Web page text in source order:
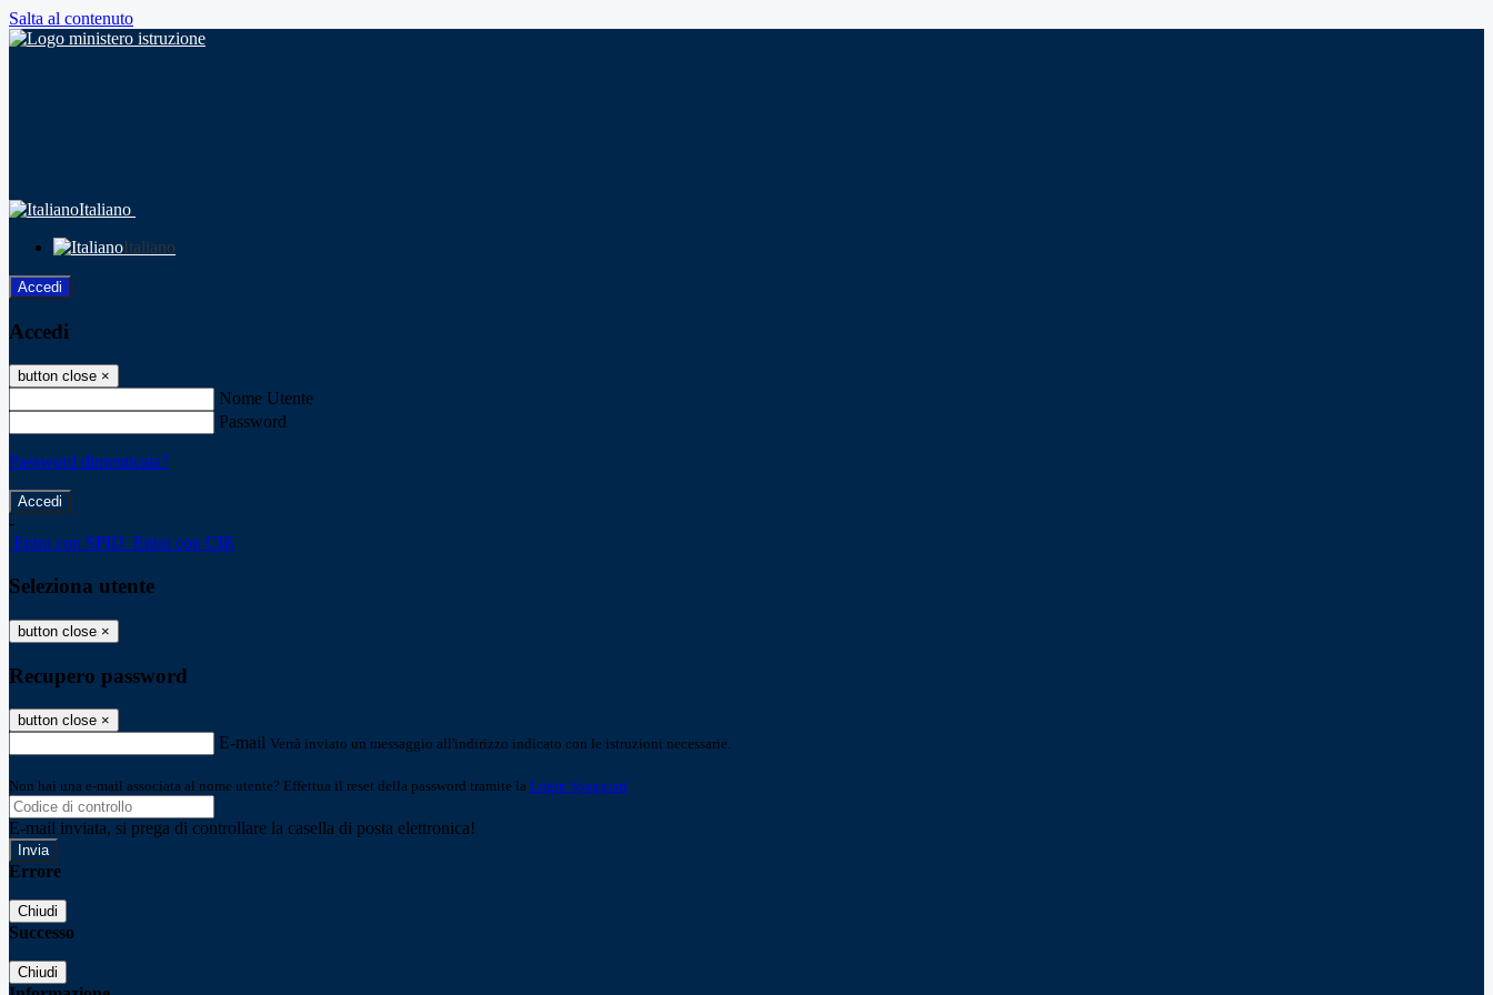
Salta al contenuto
Italiano
Italiano
Accedi
Accedi
button close ×
Nome Utente
Password
Password dimenticata?
-
Entra con SPID Entra con CIE
Seleziona utente
button close ×
Recupero password
button close ×
E-mail Verrà inviato un messaggio all'indirizzo indicato con le istruzioni necessarie.
Non hai una e-mail associata al nome utente? Effettua il reset della password tramite la Login Spaggiari
E-mail inviata, si prega di controllare la casella di posta elettronica!
Errore
Chiudi
Successo
Chiudi